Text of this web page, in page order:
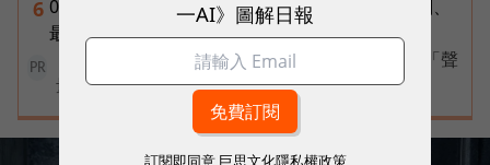
6 0到18歲成長津貼來了！可領多少？2027上路規劃、
最新進度一次看
PR
【專訪】工具再多不如飛輪有效！數聚集團首創「聲
量、流量、存量」解鎖 AI 成長引擎
一AI》圖解日報
訂閱即同意 巨思文化隱私權政策